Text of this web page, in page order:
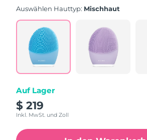
value.
Read
815
Reviews.
Same
page
link.
Auswählen Hauttyp: Mischhaut
Auf Lager
$ 219
Inkl. MwSt. und Zoll